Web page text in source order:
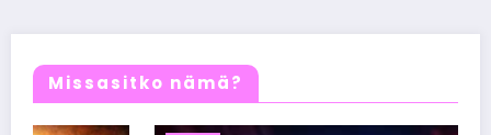
Missasitko nämä?